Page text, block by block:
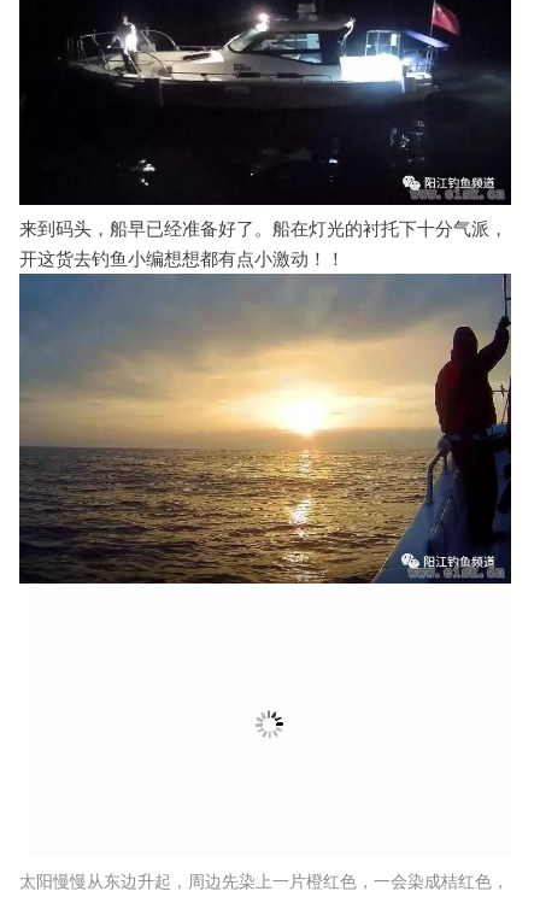
来到码头，船早已经准备好了。船在灯光的衬托下十分气派，
开这货去钓鱼小编想想都有点小激动！！
太阳慢慢从东边升起，周边先染上一片橙红色，一会染成桔红色，